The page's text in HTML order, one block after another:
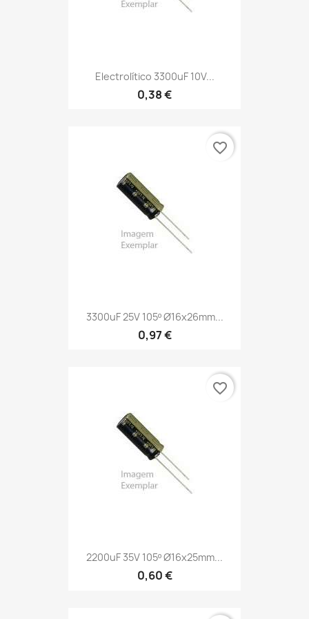
Electrolítico 3300uF 10V...
0,38 €
3300uF 25V 105º Ø16x26mm...
0,97 €
favorite_border
2200uF 35V 105º Ø16x25mm...
0,60 €
favorite_border